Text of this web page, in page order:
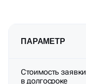
ПАРАМЕТР
Стоимость заявки
в долгосроке